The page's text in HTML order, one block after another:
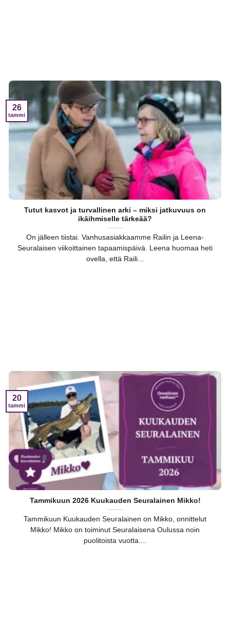
Tutut kasvot ja turvallinen arki – miksi jatkuvuus on
ikäihmiselle tärkeää?
On jälleen tiistai. Vanhusasiakkaamme Railin ja Leena-
Seuralaisen viikoittainen tapaamispäivä. Leena huomaa heti
ovella, että Raili...
26
tammi
Tammikuun 2026 Kuukauden Seuralainen Mikko!
Tammikuun Kuukauden Seuralainen on Mikko, onnittelut
Mikko! Mikko on toiminut Seuralaisena Oulussa noin
puolitoista vuotta....
20
tammi